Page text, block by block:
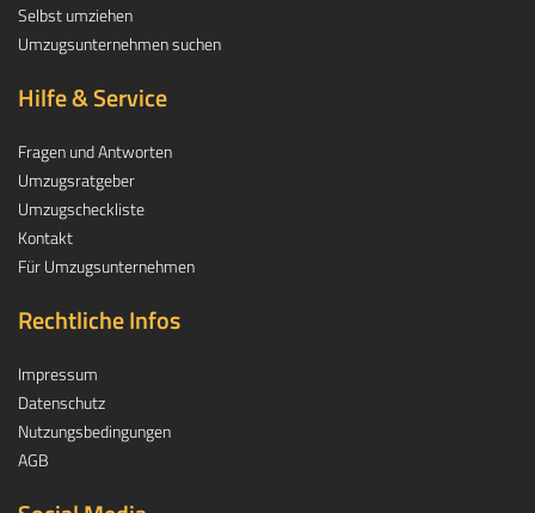
Selbst umziehen
Umzugsunternehmen suchen
Hilfe & Service
Fragen und Antworten
Umzugsratgeber
Umzugscheckliste
Kontakt
Für Umzugsunternehmen
Rechtliche Infos
Impressum
Datenschutz
Nutzungsbedingungen
AGB